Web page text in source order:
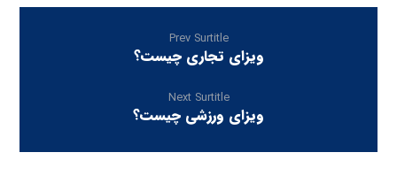
Prev Surtitle
ویزای تجاری چیست؟
Next Surtitle
ویزای ورزشی چیست؟